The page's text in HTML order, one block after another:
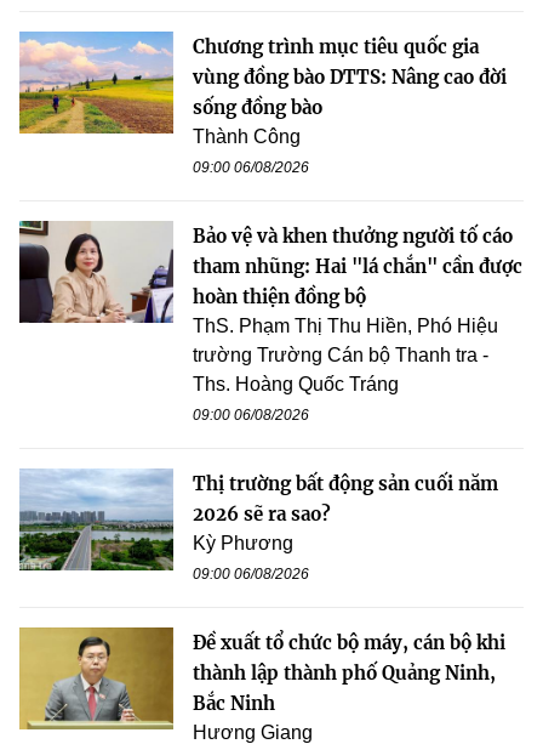
Chương trình mục tiêu quốc gia
vùng đồng bào DTTS: Nâng cao đời
sống đồng bào
Thành Công
09:00 06/08/2026
Bảo vệ và khen thưởng người tố cáo
tham nhũng: Hai "lá chắn" cần được
hoàn thiện đồng bộ
ThS. Phạm Thị Thu Hiền, Phó Hiệu
trường Trường Cán bộ Thanh tra -
Ths. Hoàng Quốc Tráng
09:00 06/08/2026
Thị trường bất động sản cuối năm
2026 sẽ ra sao?
Kỳ Phương
09:00 06/08/2026
Đề xuất tổ chức bộ máy, cán bộ khi
thành lập thành phố Quảng Ninh,
Bắc Ninh
Hương Giang